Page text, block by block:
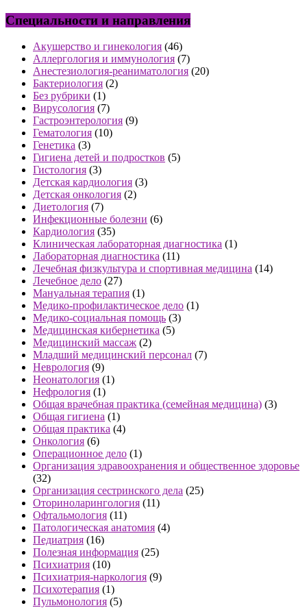
Специальности и направления
Акушерство и гинекология (46)
Аллергология и иммунология (7)
Анестезиология-реаниматология (20)
Бактериология (2)
Без рубрики (1)
Вирусология (7)
Гастроэнтерология (9)
Гематология (10)
Генетика (3)
Гигиена детей и подростков (5)
Гистология (3)
Детская кардиология (3)
Детская онкология (2)
Диетология (7)
Инфекционные болезни (6)
Кардиология (35)
Клиническая лабораторная диагностика (1)
Лабораторная диагностика (11)
Лечебная физкультура и спортивная медицина (14)
Лечебное дело (27)
Мануальная терапия (1)
Медико-профилактическое дело (1)
Медико-социальная помощь (3)
Медицинская кибернетика (5)
Медицинский массаж (2)
Младший медицинский персонал (7)
Неврология (9)
Неонатология (1)
Нефрология (1)
Общая врачебная практика (семейная медицина) (3)
Общая гигиена (1)
Общая практика (4)
Онкология (6)
Операционное дело (1)
Организация здравоохранения и общественное здоровье
(32)
Организация сестринского дела (25)
Оториноларингология (11)
Офтальмология (11)
Патологическая анатомия (4)
Педиатрия (16)
Полезная информация (25)
Психиатрия (10)
Психиатрия-наркология (9)
Психотерапия (1)
Пульмонология (5)